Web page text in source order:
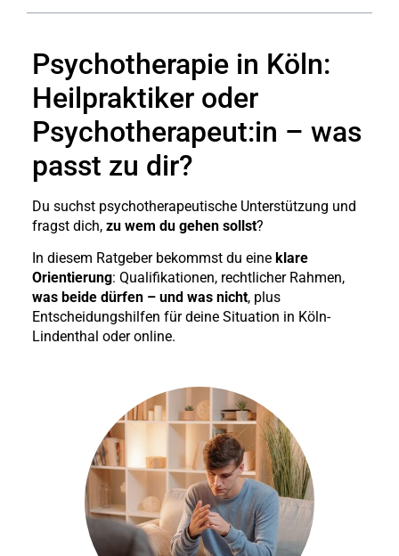
Psychotherapie in Köln:
Heilpraktiker oder
Psychotherapeut:in – was
passt zu dir?
Du suchst psychotherapeutische Unterstützung und
fragst dich, zu wem du gehen sollst?
In diesem Ratgeber bekommst du eine klare
Orientierung: Qualifikationen, rechtlicher Rahmen,
was beide dürfen – und was nicht, plus
Entscheidungshilfen für deine Situation in Köln-
Lindenthal oder online.